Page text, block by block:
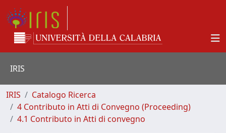
IRIS
IRIS
Catalogo Ricerca
4 Contributo in Atti di Convegno (Proceeding)
4.1 Contributo in Atti di convegno